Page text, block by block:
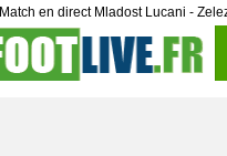
Match en direct Mladost Lucani -